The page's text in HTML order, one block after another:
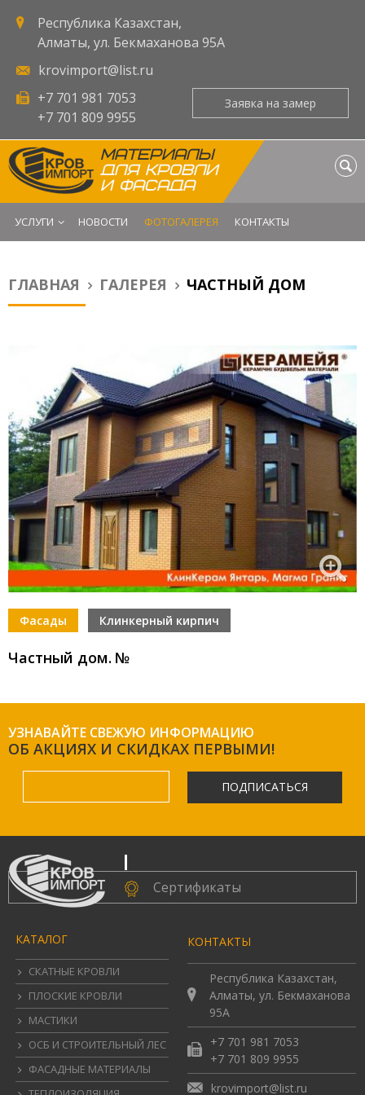
Республика Казахстан,
Алматы, ул. Бекмаханова 95А
krovimport@list.ru
+7 701 981 7053
+7 701 809 9955
Заявка на замер
МАТЕРИАЛЫ
ДЛЯ КРОВЛИ
И ФАСАДА
УСЛУГИ НОВОСТИ ФОТОГАЛЕРЕЯ КОНТАКТЫ
Вы здесь
ГЛАВНАЯ ГАЛЕРЕЯ ЧАСТНЫЙ ДОМ
Фасады Клинкерный кирпич
Частный дом. №
УЗНАВАЙТЕ СВЕЖУЮ ИНФОРМАЦИЮ
ОБ АКЦИЯХ И СКИДКАХ ПЕРВЫМИ!
ПОДПИСАТЬСЯ
Сертификаты
КАТАЛОГ
СКАТНЫЕ КРОВЛИ
ПЛОСКИЕ КРОВЛИ
МАСТИКИ
ОСБ И СТРОИТЕЛЬНЫЙ ЛЕС
ФАСАДНЫЕ МАТЕРИАЛЫ
КОНТАКТЫ
Республика Казахстан,
Алматы, ул. Бекмаханова
95А
+7 701 981 7053
+7 701 809 9955
krovimport@list.ru